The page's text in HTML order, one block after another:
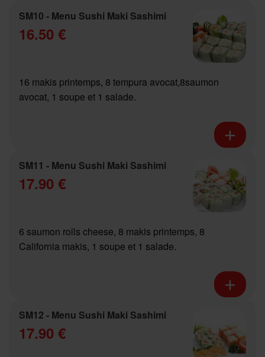
SM10 - Menu Sushi Maki Sashimi
16.50 €
16 makis printemps, 8 tempura avocat,8saumon
avocat, 1 soupe et 1 salade.
SM11 - Menu Sushi Maki Sashimi
17.90 €
6 saumon rolls cheese, 8 makis printemps, 8
California makis, 1 soupe et 1 salade.
SM12 - Menu Sushi Maki Sashimi
17.90 €